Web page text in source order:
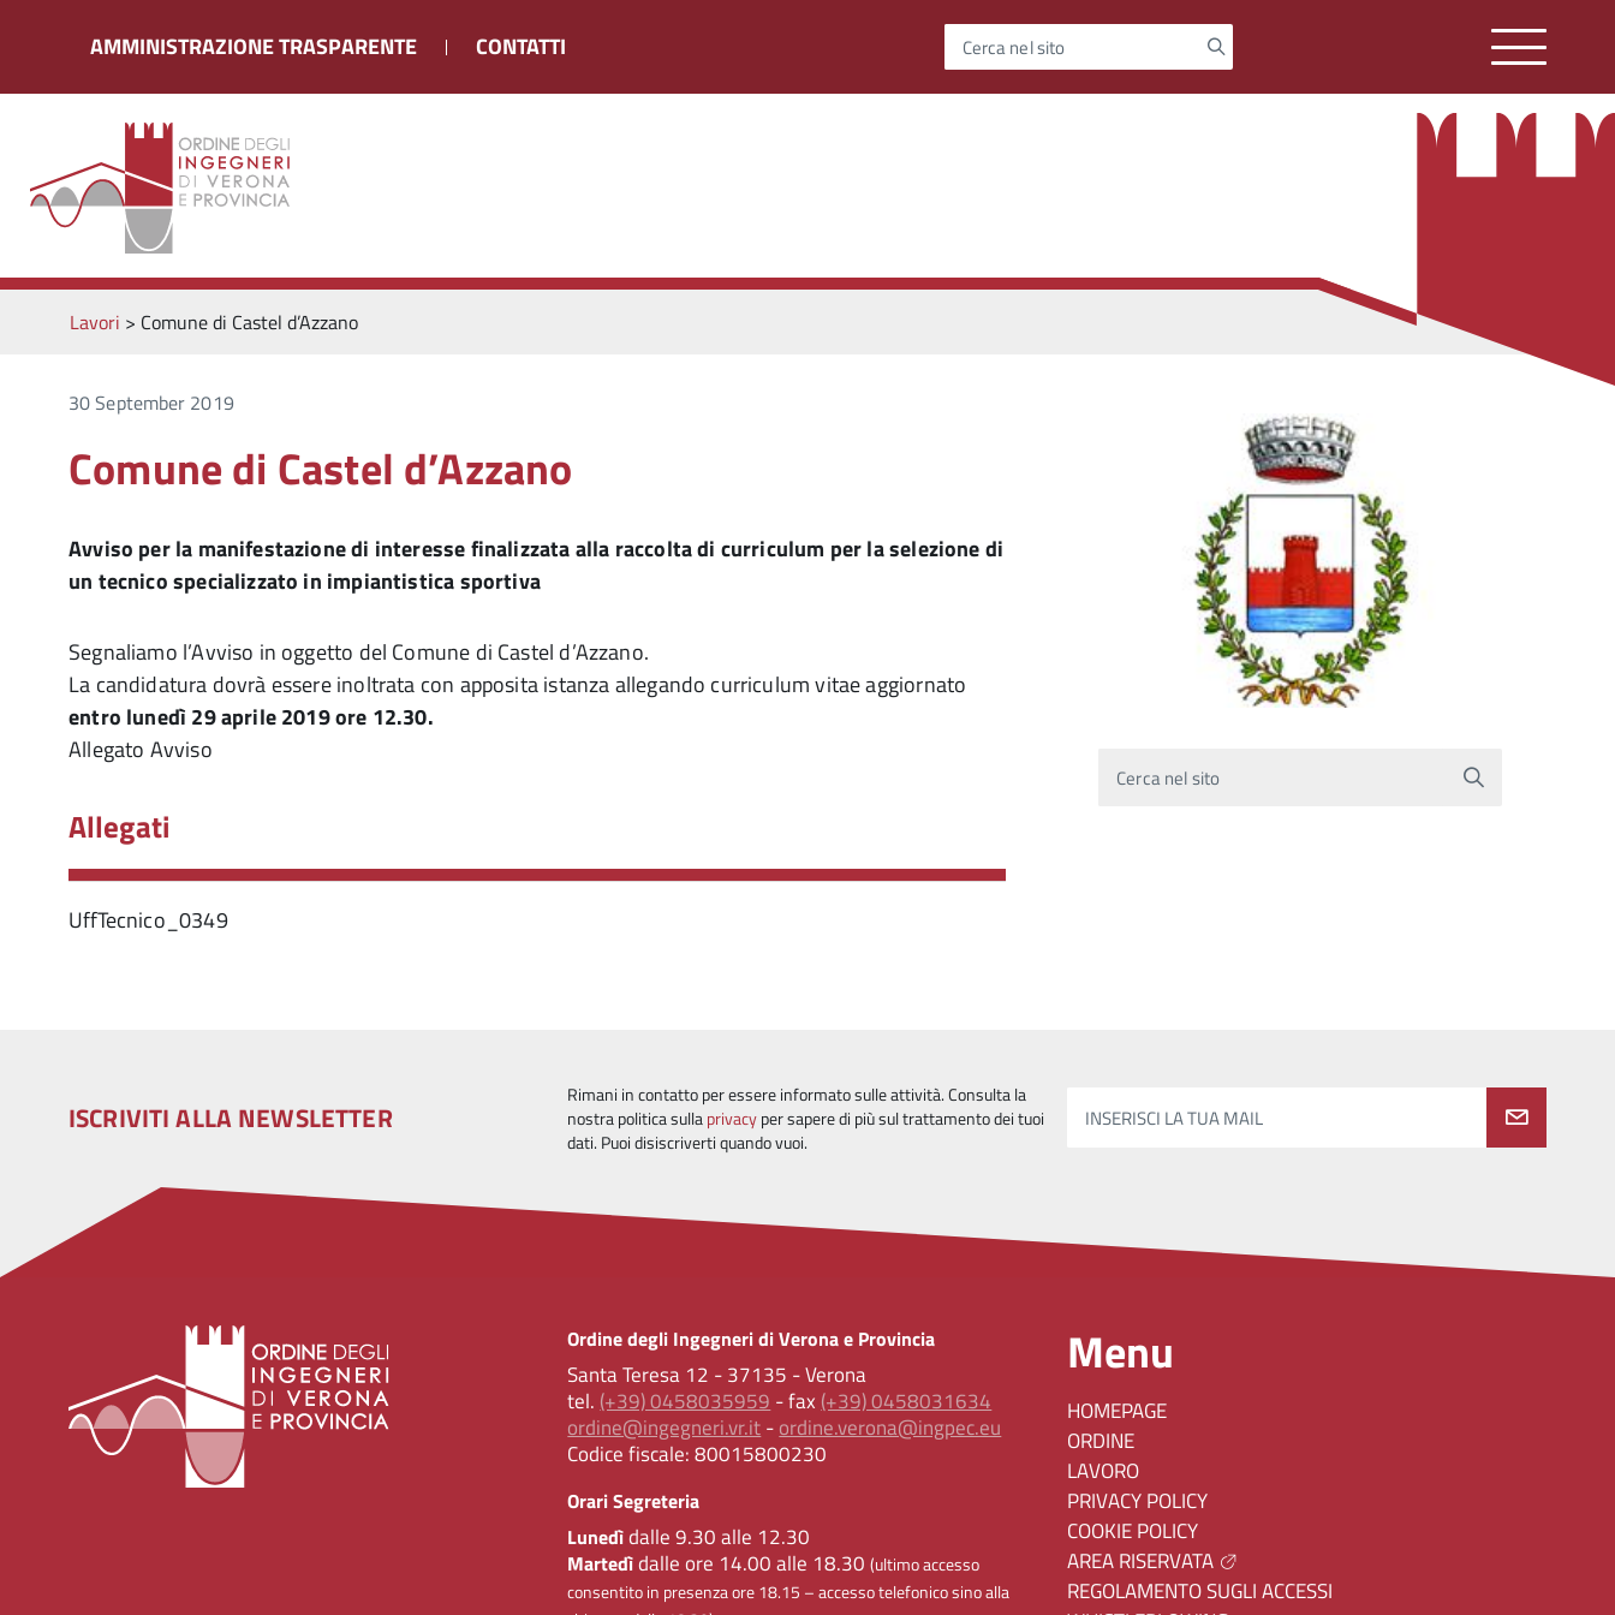
AMMINISTRAZIONE TRASPARENTE CONTATTI Cerca nel sito
Lavori > Comune di Castel d’Azzano
30 September 2019
Comune di Castel d’Azzano
Avviso per la manifestazione di interesse finalizzata alla raccolta di curriculum per la selezione di
un tecnico specializzato in impiantistica sportiva
Segnaliamo l’Avviso in oggetto del Comune di Castel d’Azzano.
La candidatura dovrà essere inoltrata con apposita istanza allegando curriculum vitae aggiornato
entro lunedì 29 aprile 2019 ore 12.30.
Allegato Avviso
Allegati
UffTecnico_0349
Cerca nel sito
ISCRIVITI ALLA NEWSLETTER
Rimani in contatto per essere informato sulle attività. Consulta la
nostra politica sullaprivacyper sapere di più sul trattamento dei tuoi
dati. Puoi disiscriverti quando vuoi.
INSERISCI LA TUA MAIL
Ordine degli Ingegneri di Verona e Provincia
Santa Teresa 12 - 37135 - Verona
tel. (+39) 0458035959 - fax (+39) 0458031634
ordine@ingegneri.vr.it-ordine.verona@ingpec.eu
Codice fiscale:80015800230
Orari Segreteria
Lunedìdalle 9.30 alle 12.30
Martedìdalle ore 14.00 alle 18.30(ultimo accesso
consentito in presenza ore 18.15 – accesso telefonico sino alla
Menu
HOMEPAGE
ORDINE
LAVORO
PRIVACY POLICY
COOKIE POLICY
AREA RISERVATA
REGOLAMENTO SUGLI ACCESSI